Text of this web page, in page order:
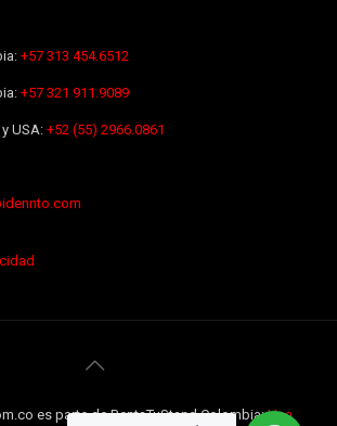
+57 313 454.6512
+57 321 911.9089
USA:+52 (55) 2966.0861
es parte de RentaTuStand Colombia:Una